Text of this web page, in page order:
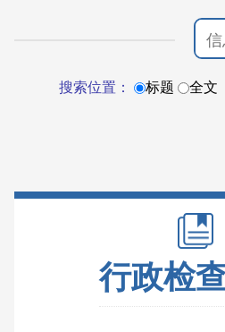
搜索位置： 标题 全文
行政检